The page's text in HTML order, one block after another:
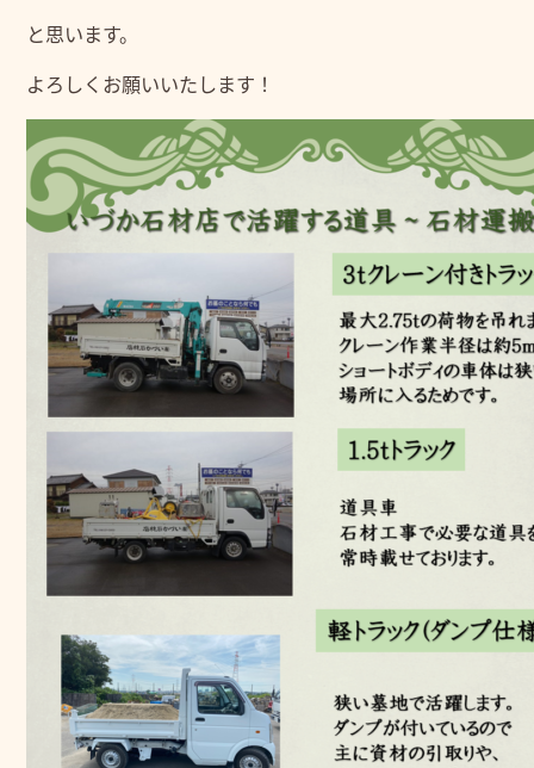
と思います。
よろしくお願いいたします！